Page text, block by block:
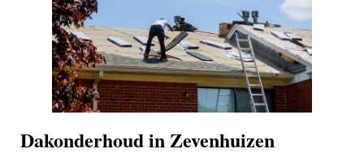
Dakonderhoud in Zevenhuizen